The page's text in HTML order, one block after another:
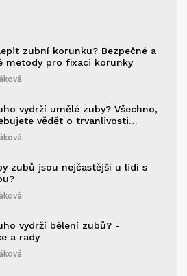
zubní korunku? Bezpečné a
metody pro fixaci korunky
vydrží umělé zuby? Všechno,
vědět o trvanlivosti
zubů jsou nejčastější u lidí s
vydrží bělení zubů? -
a rady